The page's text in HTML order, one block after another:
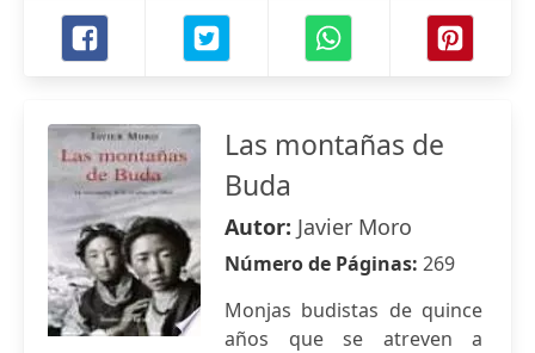
Las montañas de
Buda
Autor: Javier Moro
Número de Páginas: 269
Monjas budistas de quince
años que se atreven a